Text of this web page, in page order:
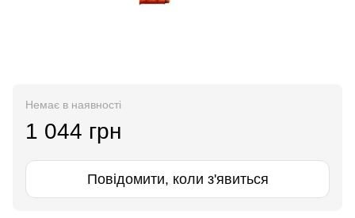
Немає в наявності
1 044 грн
Повідомити, коли з'явиться